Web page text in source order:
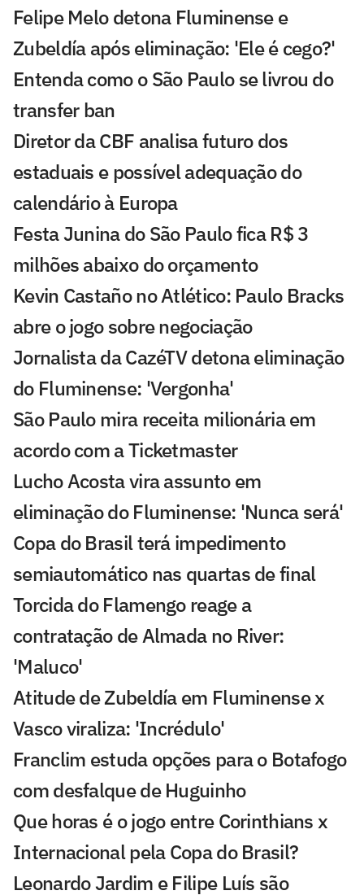
Felipe Melo detona Fluminense e
Zubeldía após eliminação: 'Ele é cego?'
Entenda como o São Paulo se livrou do
transfer ban
Diretor da CBF analisa futuro dos
estaduais e possível adequação do
calendário à Europa
Festa Junina do São Paulo fica R$ 3
milhões abaixo do orçamento
Kevin Castaño no Atlético: Paulo Bracks
abre o jogo sobre negociação
Jornalista da CazéTV detona eliminação
do Fluminense: 'Vergonha'
São Paulo mira receita milionária em
acordo com a Ticketmaster
Lucho Acosta vira assunto em
eliminação do Fluminense: 'Nunca será'
Copa do Brasil terá impedimento
semiautomático nas quartas de final
Torcida do Flamengo reage a
contratação de Almada no River:
'Maluco'
Atitude de Zubeldía em Fluminense x
Vasco viraliza: 'Incrédulo'
Franclim estuda opções para o Botafogo
com desfalque de Huguinho
Que horas é o jogo entre Corinthians x
Internacional pela Copa do Brasil?
Leonardo Jardim e Filipe Luís são